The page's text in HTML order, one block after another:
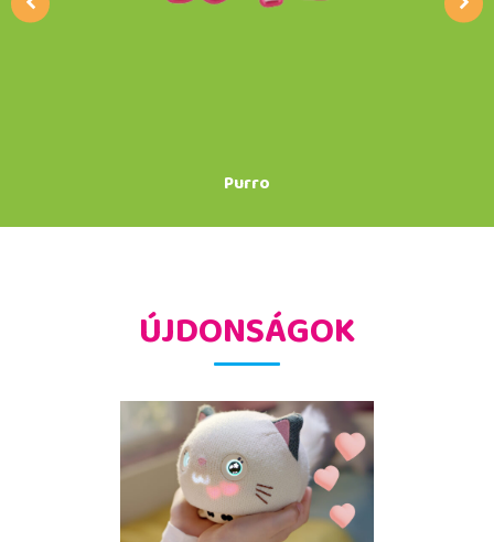
Purro
ÚJDONSÁGOK